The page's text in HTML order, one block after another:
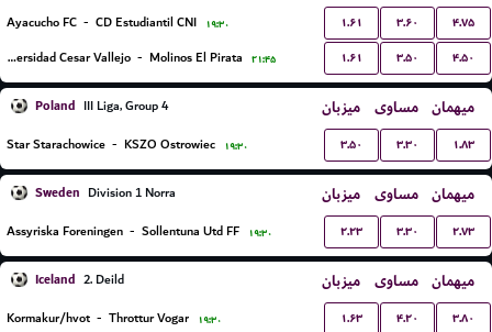
Ayacucho FC - CD Estudiantil CNI ۱۹:۳۰ ۱.۶۱ ۳.۶۰ ۴.۷۵
Universidad Cesar Vallejo - Molinos El Pirata ۲۱:۴۵ ۱.۶۱ ۳.۵۰ ۴.۵۰
Poland III Liga, Group 4 میزبان مساوی میهمان
Star Starachowice - KSZO Ostrowiec ۱۹:۳۰ ۳.۵۰ ۳.۳۰ ۱.۸۳
Sweden Division 1 Norra میزبان مساوی میهمان
Assyriska Foreningen - Sollentuna Utd FF ۱۹:۳۰ ۲.۲۳ ۳.۳۰ ۲.۷۳
Iceland 2. Deild میزبان مساوی میهمان
Kormakur/hvot - Throttur Vogar ۱۹:۳۰ ۱.۶۳ ۴.۲۰ ۳.۸۰